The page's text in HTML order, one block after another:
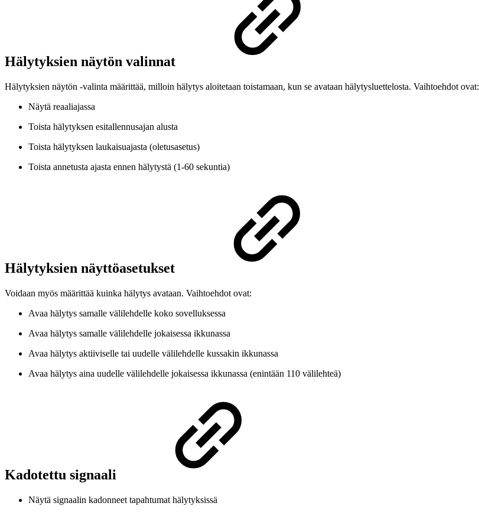
Hälytyksien näytön valinnat
Hälytyksien näytön -valinta määrittää, milloin hälytys aloitetaan toistamaan, kun se avataan hälytysluettelosta. Vaihtoehdot ovat:
Näytä reaaliajassa
Toista hälytyksen esitallennusajan alusta
Toista hälytyksen laukaisuajasta (oletusasetus)
Toista annetusta ajasta ennen hälytystä (1-60 sekuntia)
Hälytyksien näyttöasetukset
Voidaan myös määrittää kuinka hälytys avataan. Vaihtoehdot ovat:
Avaa hälytys samalle välilehdelle koko sovelluksessa
Avaa hälytys samalle välilehdelle jokaisessa ikkunassa
Avaa hälytys aktiiviselle tai uudelle välilehdelle kussakin ikkunassa
Avaa hälytys aina uudelle välilehdelle jokaisessa ikkunassa (enintään 110 välilehteä)
Kadotettu signaali
Näytä signaalin kadonneet tapahtumat hälytyksissä